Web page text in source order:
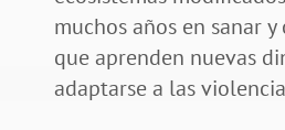
muchos años en sanar
que aprenden nuevas
adaptarse a las